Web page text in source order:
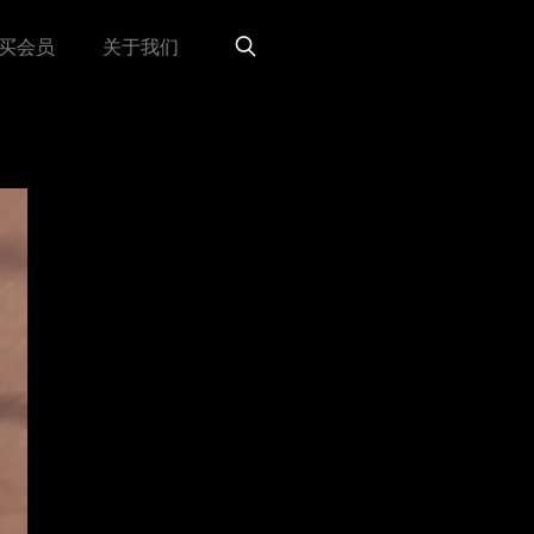
会员 关于我们